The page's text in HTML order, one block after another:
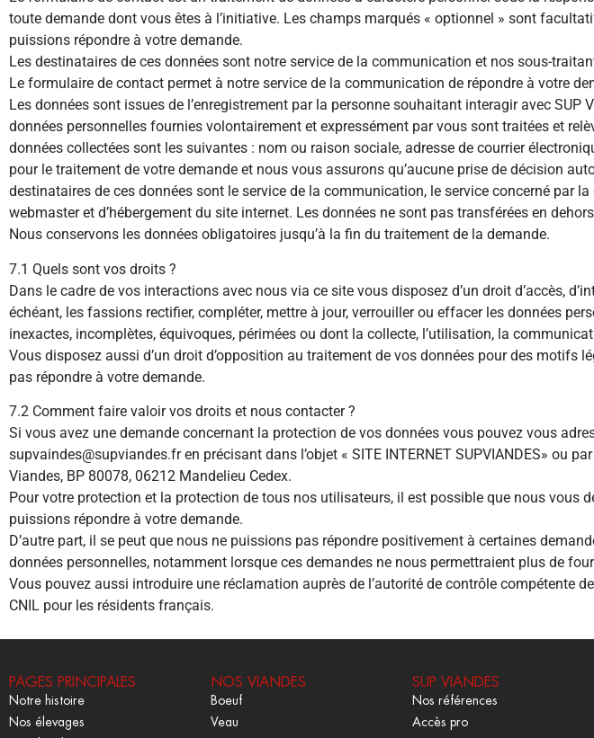
toute demande dont vous êtes à l’initiative. Les champs marqués « optionnel » sont
puissions répondre à votre demande.
Les destinataires de ces données sont notre service de la communication et nos sous-
Le formulaire de contact permet à notre service de la communication de répondre à votre
Les données sont issues de l’enregistrement par la personne souhaitant interagir avec
données personnelles fournies volontairement et expressément par vous sont traitées et
données collectées sont les suivantes : nom ou raison sociale, adresse de courrier
pour le traitement de votre demande et nous vous assurons qu’aucune prise de décision
destinataires de ces données sont le service de la communication, le service concerné par
webmaster et d’hébergement du site internet. Les données ne sont pas transférées en
Nous conservons les données obligatoires jusqu’à la fin du traitement de la demande.
7.1 Quels sont vos droits ?
Dans le cadre de vos interactions avec nous via ce site vous disposez d’un droit d’accès,
échéant, les fassions rectifier, compléter, mettre à jour, verrouiller ou effacer les données
inexactes, incomplètes, équivoques, périmées ou dont la collecte, l’utilisation, la
Vous disposez aussi d’un droit d’opposition au traitement de vos données pour des motifs
pas répondre à votre demande.
7.2 Comment faire valoir vos droits et nous contacter ?
Si vous avez une demande concernant la protection de vos données vous pouvez vous
supvaindes@supviandes.fr en précisant dans l’objet « SITE INTERNET SUPVIANDES» ou
Viandes, BP 80078, 06212 Mandelieu Cedex.
Pour votre protection et la protection de tous nos utilisateurs, il est possible que nous vous
puissions répondre à votre demande.
D’autre part, il se peut que nous ne puissions pas répondre positivement à certaines
données personnelles, notamment lorsque ces demandes ne nous permettraient plus de
Vous pouvez aussi introduire une réclamation auprès de l’autorité de contrôle compétente
CNIL pour les résidents français.
PAGES PRINCIPALES
Notre histoire
Nos élevages
NOS VIANDES
Boeuf
Veau
SUP VIANDES
Nos références
Accès pro